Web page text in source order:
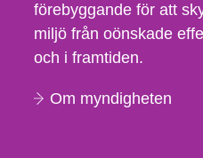
förebyggande för att
miljö från oönskade
och i framtiden.
Om myndigheten